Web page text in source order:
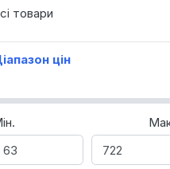
товари
цін